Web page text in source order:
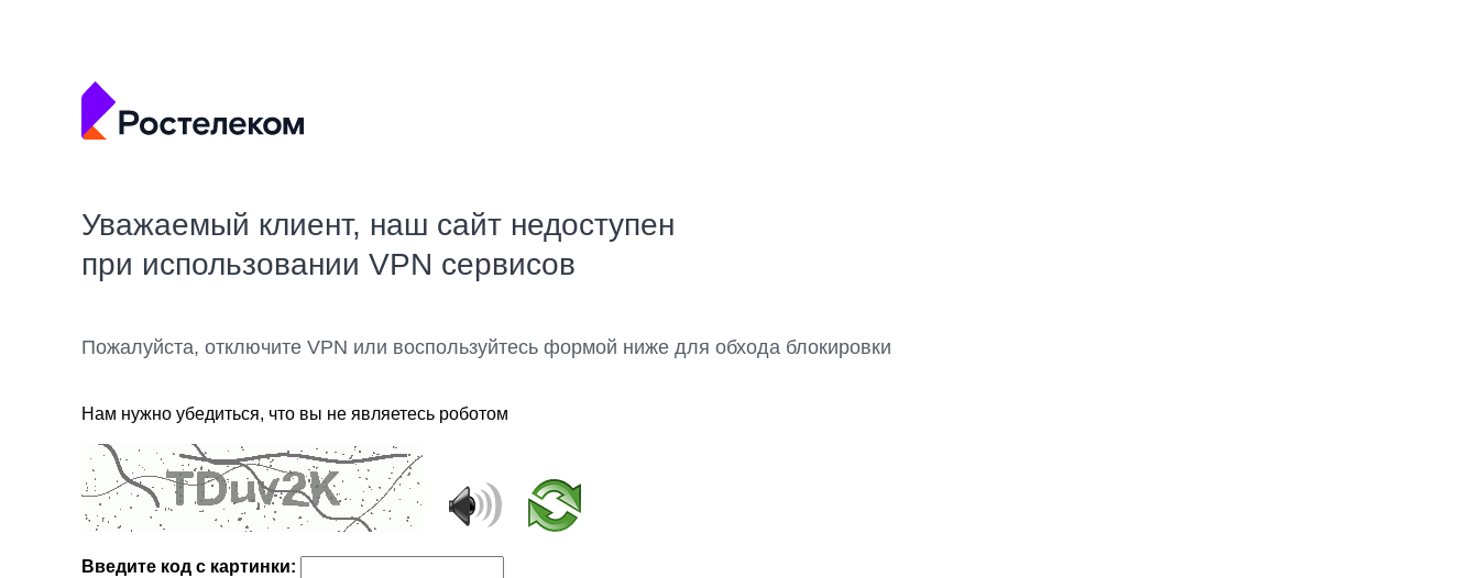
Уважаемый клиент, наш сайт недоступен
при использовании VPN сервисов
Пожалуйста, отключите VPN или воспользуйтесь формой ниже для обхода блокировки
Нам нужно убедиться, что вы не являетесь роботом
Введите код с картинки: